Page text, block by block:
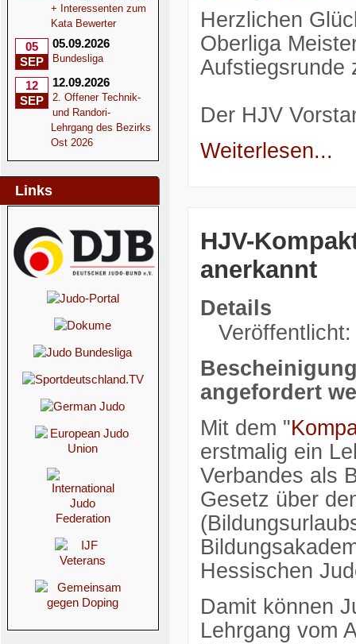
+ Interessenten zum
Kata Bewerter
05
SEP
05.09.2026
Bundesliga
12
SEP
12.09.2026
2. Offener Technik-
und Randori-
Lehrgang des Bezirks
Ost 2026
Links
Herzlichen
Oberliga
Aufstiegsrunde
Der HJV
Weiterlesen...
HJV-
anerkannt
Details
angefordert
Mit dem "
erstmalig ein
Verbandes als
Gesetz über
Hessischen
Damit können
Lehrgang vom